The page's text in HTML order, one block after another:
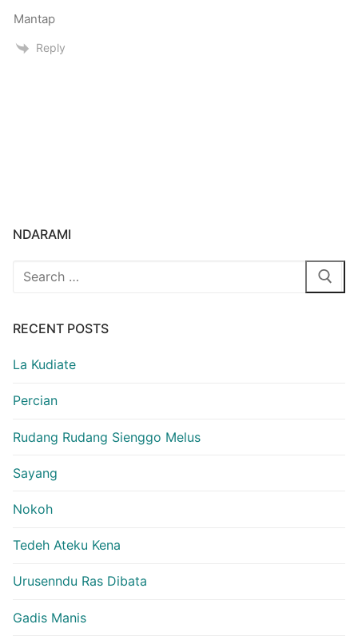
Mantap
Reply
NDARAMI
Search
RECENT POSTS
La Kudiate
Percian
Rudang Rudang Sienggo Melus
Sayang
Nokoh
Tedeh Ateku Kena
Urusenndu Ras Dibata
Gadis Manis